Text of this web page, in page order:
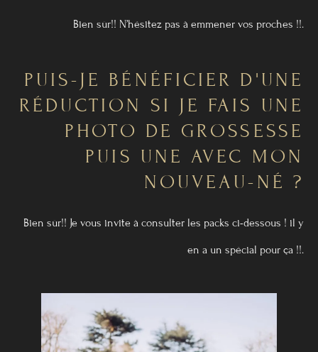
Bien sûr!! N’hésitez pas à emmener vos proches !!.
PUIS-JE BÉNÉFICIER D'UNE
RÉDUCTION SI JE FAIS UNE
PHOTO DE GROSSESSE
PUIS UNE AVEC MON
NOUVEAU-NÉ ?
Bien sûr!! Je vous invite à consulter les packs ci-dessous ! il y
en a un spécial pour ça !!.